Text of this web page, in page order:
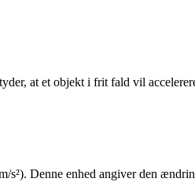
at et objekt i frit fald vil
s²). Denne enhed angiver den